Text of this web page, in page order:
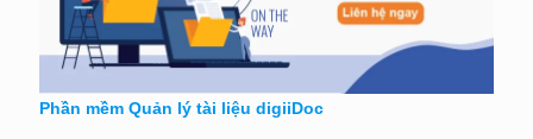
Phần mềm Quản lý tài liệu digiiDoc